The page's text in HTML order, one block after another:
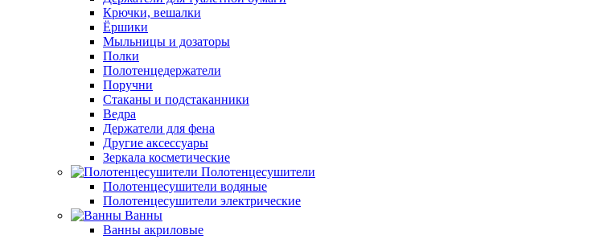
Крючки, вешалки
Ёршики
Мыльницы и дозаторы
Полки
Полотенцедержатели
Поручни
Стаканы и подстаканники
Ведра
Держатели для фена
Другие аксессуары
Зеркала косметические
Полотенцесушители
Полотенцесушители водяные
Полотенцесушители электрические
Ванны
Ванны акриловые